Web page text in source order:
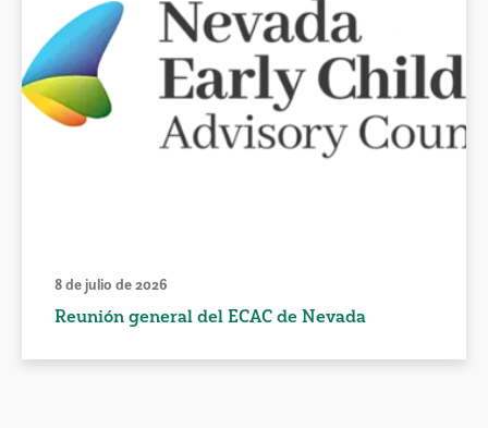
8 de julio de 2026
Reunión general del ECAC de Nevada